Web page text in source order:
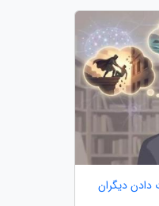
دیگران